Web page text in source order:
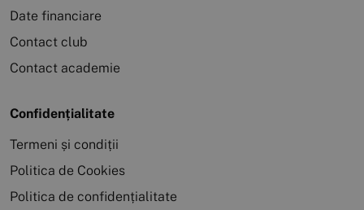
Date financiare
Contact club
Contact academie
Confidențialitate
Termeni și condiții
Politica de Cookies
Politica de confidențialitate